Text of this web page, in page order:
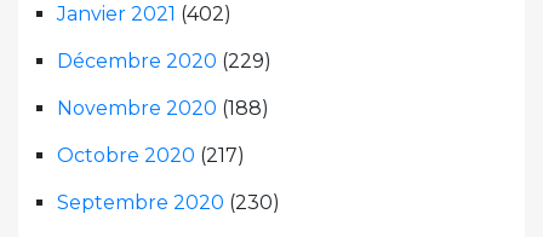
Janvier 2021 (402)
Décembre 2020 (229)
Novembre 2020 (188)
Octobre 2020 (217)
Septembre 2020 (230)